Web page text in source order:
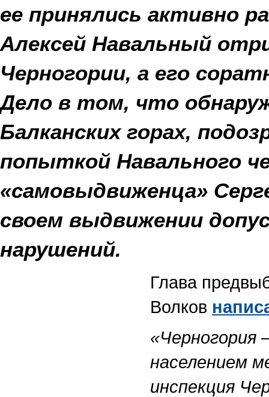
ее принялись активно
Алексей Навальный
Черногории, а его
Дело в том, что
Балканских горах,
попыткой Навального
«самовыдвиженца»
своем выдвижении
нарушений.
Глава
Волков
«Черногория
населением
инспекция